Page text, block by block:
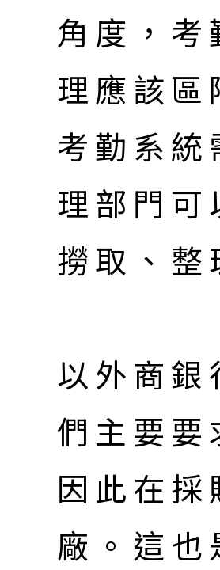
角度，
理應該
考勤系
理部門
撈取、
以外商
們主要
因此在
廠。這